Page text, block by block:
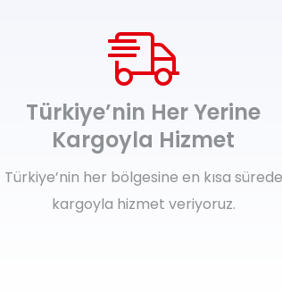
Türkiye’nin Her Yerine
Kargoyla Hizmet
Türkiye’nin her bölgesine en kısa sürede
kargoyla hizmet veriyoruz.